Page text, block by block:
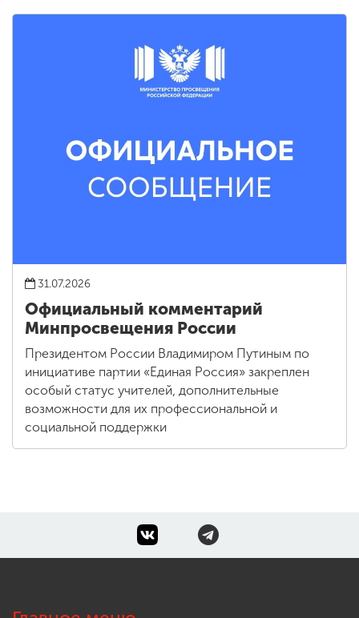
31.07.2026
Официальный комментарий
Минпросвещения России
Президентом России Владимиром Путиным по
инициативе партии «Единая Россия» закреплен
особый статус учителей, дополнительные
возможности для их профессиональной и
социальной поддержки